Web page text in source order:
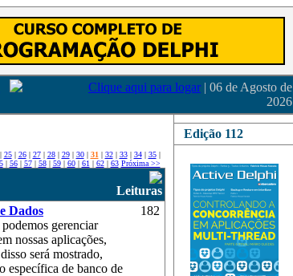
Clique aqui para logar | 06 de Agosto de
2026
25| 26| 27| 28| 29| 30| 31 | 32| 33| 34| 35|
| 56| 57| 58| 59| 60| 61 | 62| 63 Próxima >>
Leituras
Dados
gerenciar
nossas aplicações,
será mostrado,
específica de banco de
182
Edição 112